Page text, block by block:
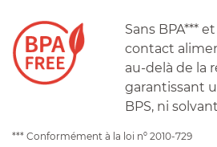
Sans BPA***
contact
au-delà de la
garantissant
BPS, ni
*** Conformément à la loi nº 2010-729